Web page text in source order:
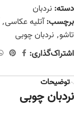
دسته: نردبان
برچسب:آتلیه عکاسی,
تاشو, نردبان چوبی
اشتراک‌گذاری:
توضیحات
نردبان چوبی